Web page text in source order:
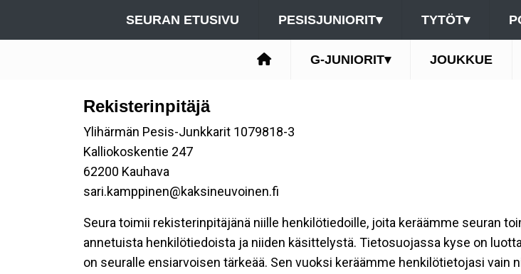
SEURAN ETUSIVU PESISJUNIORIT▾ TYTÖT▾
G-JUNIORIT▾ JOUKKUE
Rekisterinpitäjä
Ylihärmän Pesis-Junkkarit 1079818-3
Kalliokoskentie 247
62200 Kauhava
sari.kamppinen@kaksineuvoinen.fi
Seura toimii rekisterinpitäjänä niille henkilötiedoille, joita keräämme seuran
annetuista henkilötiedoista ja niiden käsittelystä. Tietosuojassa kyse on
on seuralle ensiarvoisen tärkeää. Sen vuoksi keräämme henkilötietojasi